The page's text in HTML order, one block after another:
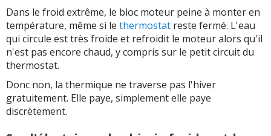
Dans le froid extrême, le bloc moteur peine à monter en
température, même si le thermostat reste fermé. L'eau
qui circule est très froide et refroidit le moteur alors qu'il
n'est pas encore chaud, y compris sur le petit circuit du
thermostat.
Donc non, la thermique ne traverse pas l'hiver
gratuitement. Elle paye, simplement elle paye
discrètement.